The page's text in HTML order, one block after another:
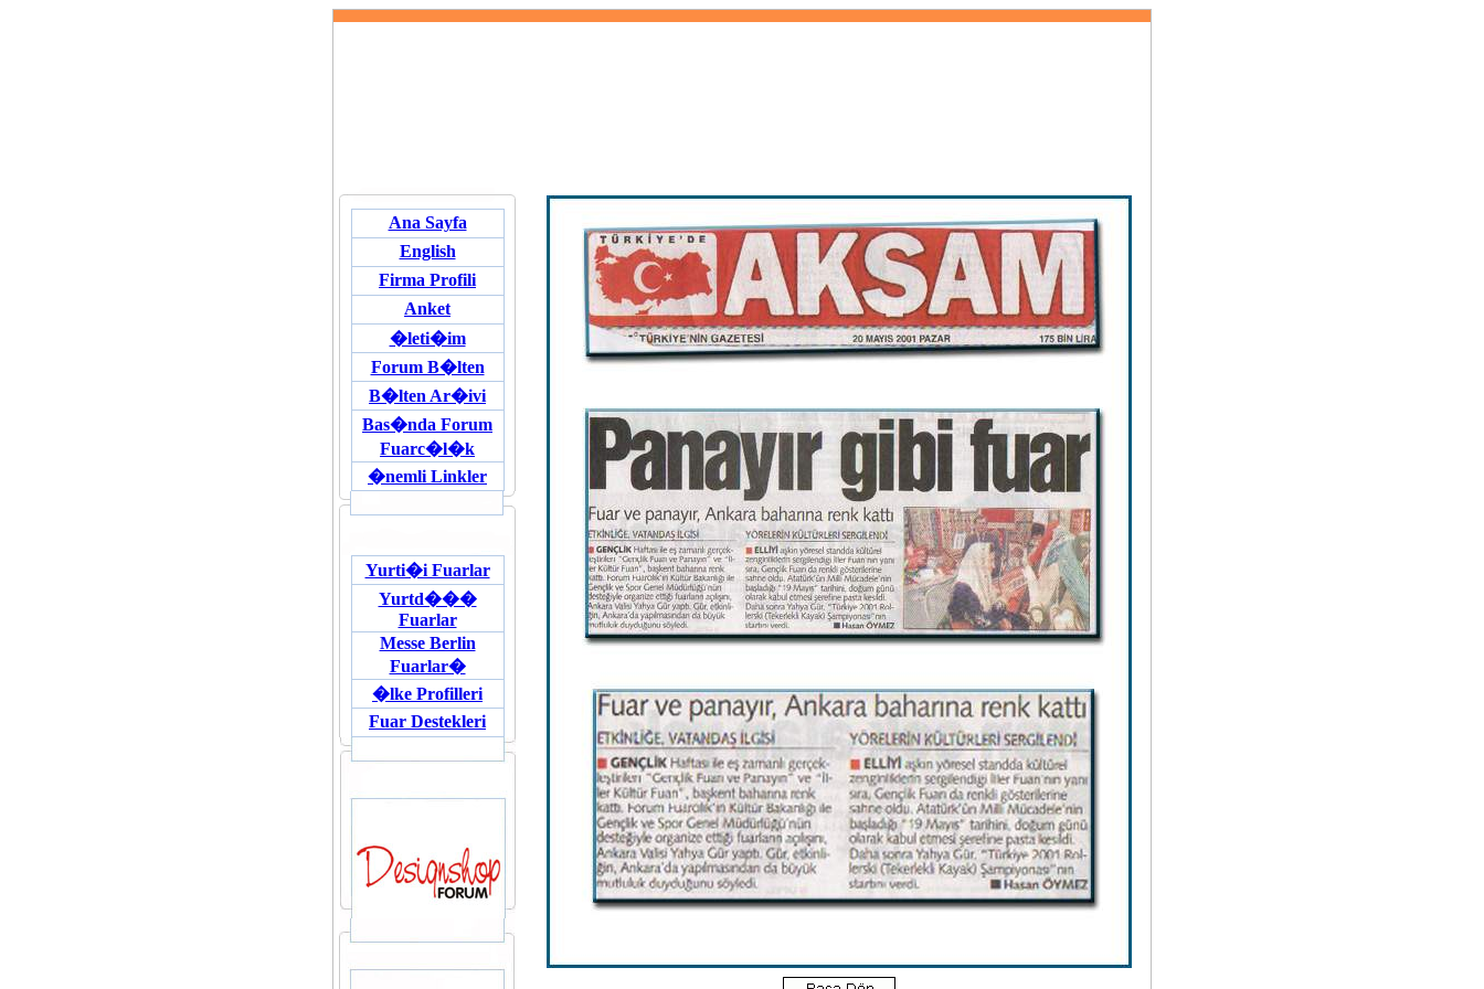
Ana Sayfa
English
Firma Profili
Anket
�leti�im
Forum B�lten
B�lten Ar�ivi
Bas�nda Forum
Fuarc�l�k
�nemli Linkler
Yurti�i Fuarlar
Yurtd���
Fuarlar
Messe Berlin
Fuarlar�
�lke Profilleri
Fuar Destekleri